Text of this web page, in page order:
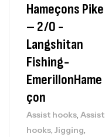
Hameçons Pike
– 2/0 -
Langshitan
Fishing-
EmerillonHame
Çon
Assist hooks, Assist
hooks, Jigging,